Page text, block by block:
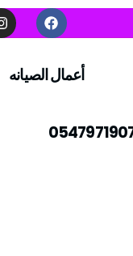
أعمال الصيانه